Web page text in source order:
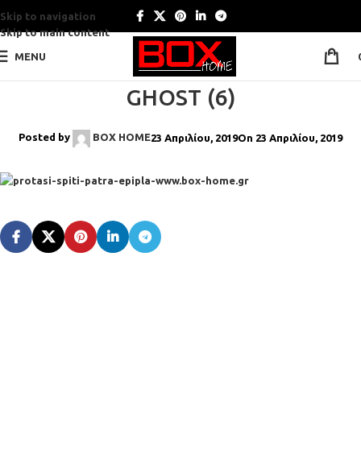
Skip to navigation
Skip to main content
MENU
GHOST (6)
Posted by BOX HOME23 Απριλίου, 2019On 23 Απριλίου, 2019